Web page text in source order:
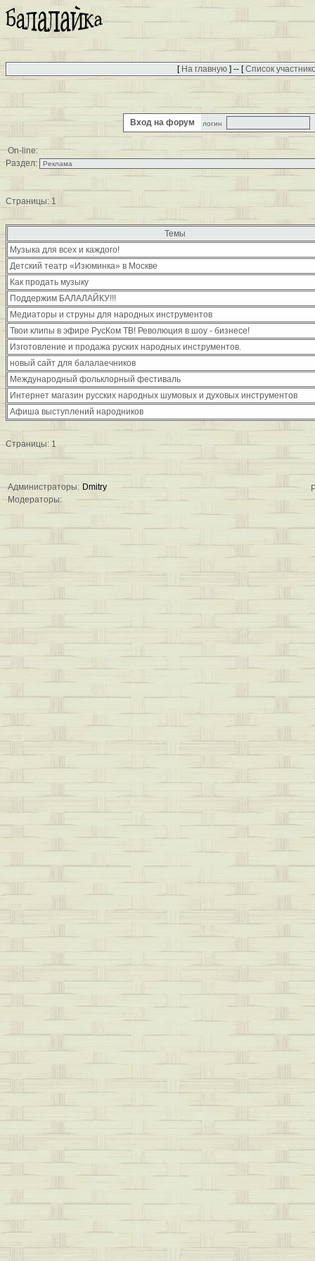
[ На главную] -- [Список
Вход на форум логин
On-line:
Раздел:
Страницы: 1
Темы
Музыка для всех и каждого!
Детский театр «Изюминка» в Москве
Как продать музыку
Поддержим БАЛАЛАЙКУ!!!
Медиаторы и струны для народных инструментов
Твои клипы в эфире РусКом ТВ! Революция в шоу - бизнесе!
Изготовление и продажа руских народных инструментов.
новый сайт для балалаечников
Международный фольклорный фестиваль
Интернет магазин русских народных шумовых и духовых инструментов
Афиша выступлений народников
Страницы: 1
Администраторы: Dmitry
Модераторы: